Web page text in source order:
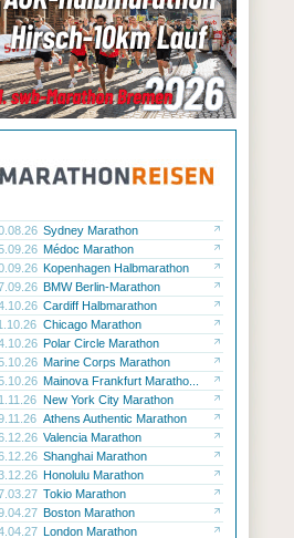
Sydney Marathon
Médoc Marathon
Kopenhagen Halbmarathon
BMW Berlin-Marathon
Cardiff Halbmarathon
Chicago Marathon
Polar Circle Marathon
Marine Corps Marathon
Mainova Frankfurt Maratho...
New York City Marathon
Athens Authentic Marathon
Valencia Marathon
Shanghai Marathon
Honolulu Marathon
Tokio Marathon
Boston Marathon
London Marathon